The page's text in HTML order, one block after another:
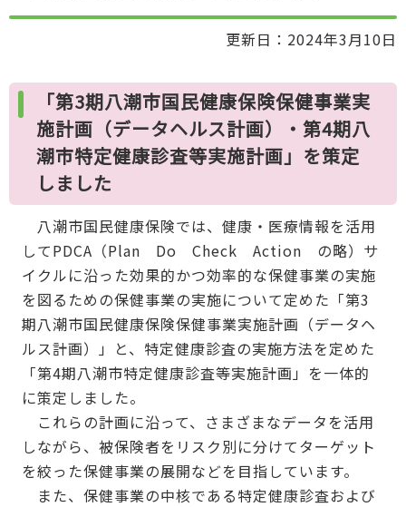
ら
更新日：2024年3月10日
「第3期八潮市国民健康保険保健事業実
施計画（データヘルス計画）・第4期八
潮市特定健康診査等実施計画」を策定
しました
八潮市国民健康保険では、健康・医療情報を活用
してPDCA（Plan Do Check Action の略）サ
イクルに沿った効果的かつ効率的な保健事業の実施
を図るための保健事業の実施について定めた「第3
期八潮市国民健康保険保健事業実施計画（データヘ
ルス計画）」と、特定健康診査の実施方法を定めた
「第4期八潮市特定健康診査等実施計画」を一体的
に策定しました。
これらの計画に沿って、さまざまなデータを活用
しながら、被保険者をリスク別に分けてターゲット
を絞った保健事業の展開などを目指しています。
また、保健事業の中核である特定健康診査および